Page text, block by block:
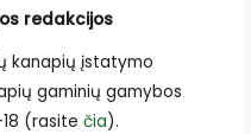
redakcijos
kanapių įstatymo
gaminių gamybos
(rasite čia).